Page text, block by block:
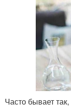
Часто бывает